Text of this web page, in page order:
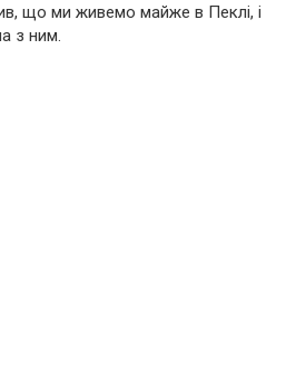
що ми живемо майже в Пеклі, і
з ним.